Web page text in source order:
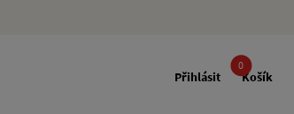
Přihlásit
0
Košík